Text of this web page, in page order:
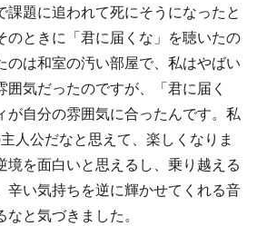
課題に追われて死にそうになったと
のときに「君に届くな」を聴いたの
のは和室の汚い部屋で、私はやばい
気だったのですが、「君に届く
が自分の雰囲気に合ったんです。私
人公だなと思えて、楽しくなりま
境を面白いと思えるし、乗り越える
辛い気持ちを逆に輝かせてくれる音
と気づきました。